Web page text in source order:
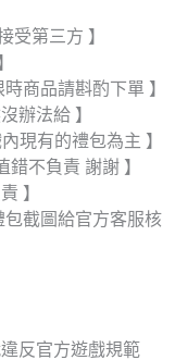
受第三方 】
商品請斟酌下單 】
辦法給 】
現有的禮包為主 】
不負責 謝謝 】
】
截圖給官方客服核
反官方遊戲規範